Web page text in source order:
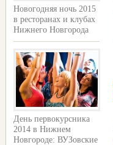
Новогодняя ночь 2015
в ресторанах и клубах
Нижнего Новгорода
День первокурсника
2014 в Нижнем
Новгороде: ВУЗовские